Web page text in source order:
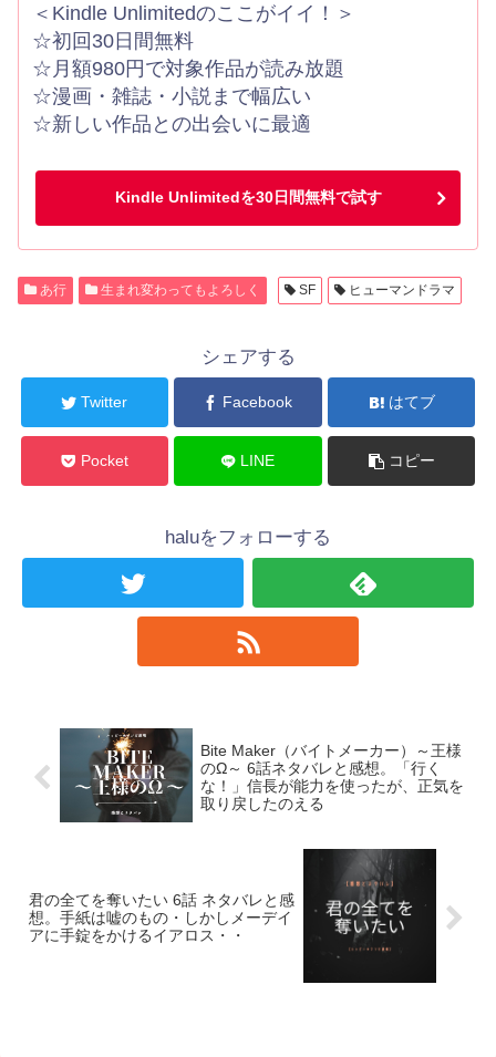
＜Kindle Unlimitedのここがイイ！＞
☆初回30日間無料
☆月額980円で対象作品が読み放題
☆漫画・雑誌・小説まで幅広い
☆新しい作品との出会いに最適
Kindle Unlimitedを30日間無料で試す
あ行 生まれ変わってもよろしく SF ヒューマンドラマ
シェアする
Twitter Facebook はてブ
Pocket LINE コピー
haluをフォローする
Bite Maker（バイトメーカー）～王様
のΩ～ 6話ネタバレと感想。「行く
な！」信長が能力を使ったが、正気を
取り戻したのえる
君の全てを奪いたい 6話 ネタバレと感
想。手紙は嘘のもの・しかしメーデイ
アに手錠をかけるイアロス・・